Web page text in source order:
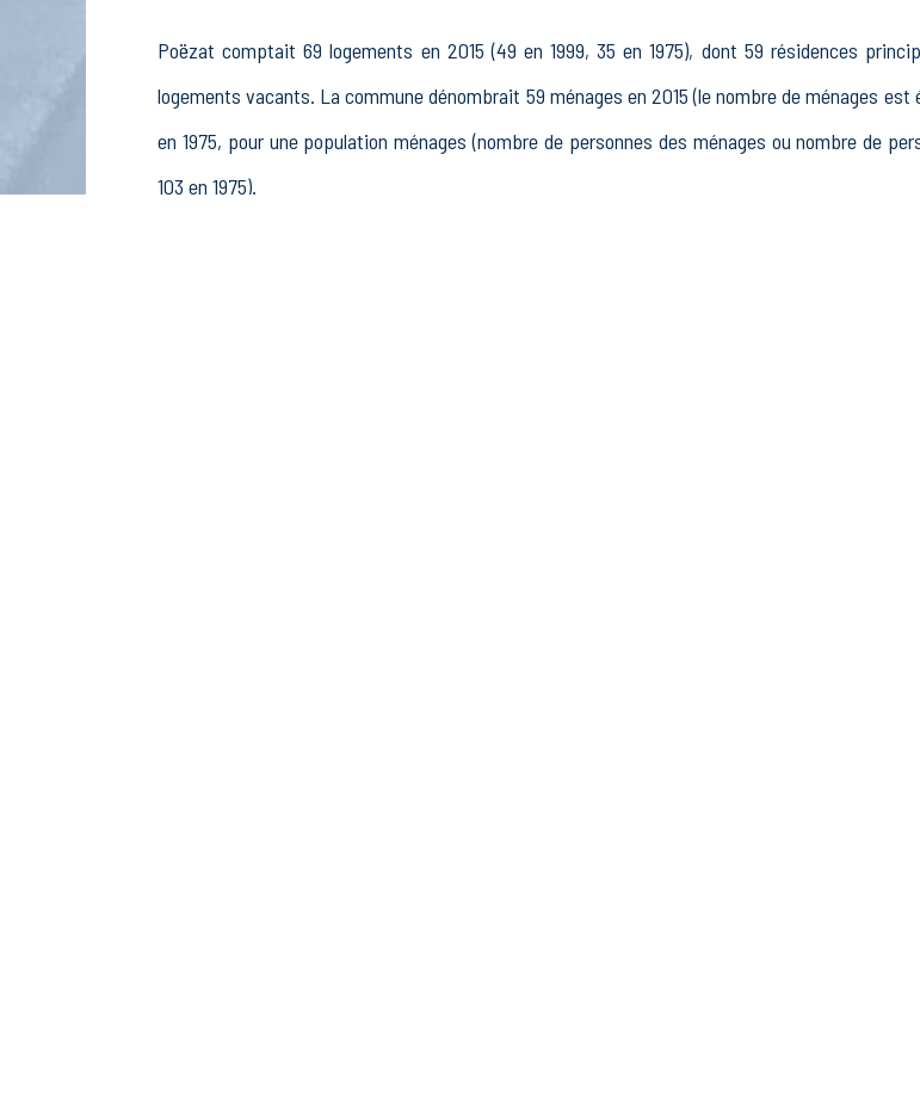
Poëzat comptait 69 logements en 2015 (49 en 1999, 35 en 1975), dont 59 résidences
logements vacants. La commune dénombrait 59 ménages en 2015 (le nombre de ménages
en 1975, pour une population ménages (nombre de personnes des ménages ou nombre de
103 en 1975).